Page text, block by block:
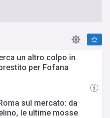
un altro colpo in
per Fofana
sul mercato: da
le ultime mosse